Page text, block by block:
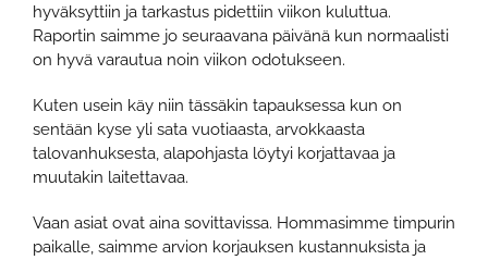
hyväksyttiin ja tarkastus pidettiin viikon kuluttua.
Raportin saimme jo seuraavana päivänä kun normaalisti
on hyvä varautua noin viikon odotukseen.
Kuten usein käy niin tässäkin tapauksessa kun on
sentään kyse yli sata vuotiaasta, arvokkaasta
talovanhuksesta, alapohjasta löytyi korjattavaa ja
muutakin laitettavaa.
Vaan asiat ovat aina sovittavissa. Hommasimme timpurin
paikalle, saimme arvion korjauksen kustannuksista ja